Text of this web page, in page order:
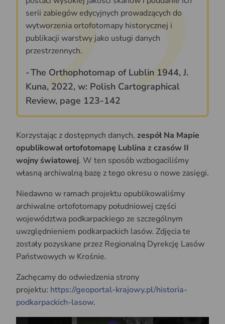
The Orthophotomap of Lublin 1944, J.
Kuna, 2022, w: Polish Cartographical
Review, page 123-142
serii zabiegów edycyjnych prowadzących do
wytworzenia ortofotomapy historycznej i
publikacji warstwy jako usługi danych
przestrzennych.
Korzystając z dostępnych danych, zespół Na Mapie
opublikował ortofotomapę Lublina z czasów II
wojny światowej. W ten sposób wzbogaciliśmy
własną archiwalną bazę z tego okresu o nowe zasięgi.
Niedawno w ramach projektu opublikowaliśmy
archiwalne ortofotomapy południowej części
województwa podkarpackiego ze szczególnym
uwzględnieniem podkarpackich lasów. Zdjęcia te
zostały pozyskane przez Regionalną Dyrekcję Lasów
Państwowych w Krośnie.
Zachęcamy do odwiedzenia strony
projektu: https://geoportal-krajowy.pl/historia-
podkarpackich-lasow.